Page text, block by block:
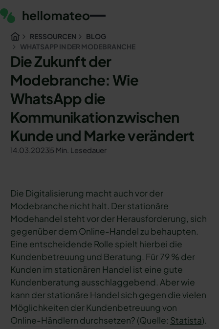
RESSOURCEN
BLOG
WHATSAPP IN DER MODEBRANCHE
Die Zukunft der
Modebranche: Wie
WhatsApp die
Kommunikation zwischen
Kunde und Marke verändert
14.03.20235 Min. Lesedauer
Die Digitalisierung macht auch vor der
Modebranche nicht halt. Der stationäre
Modehandel steht vor der Herausforderung, sich
gegenüber dem Online-Handel zu behaupten.
Eine entscheidende Rolle spielt hierbei die
Kundenbetreuung und Beratung. Für 79 % der
Kunden im stationären Handel ist eine gute
Kundenberatung ausschlaggebend. Aber wie
kann der stationäre Handel sich gegen die vielen
Möglichkeiten der Kundenbetreuung von
Online-Händlern durchsetzen? (Quelle: Statista).